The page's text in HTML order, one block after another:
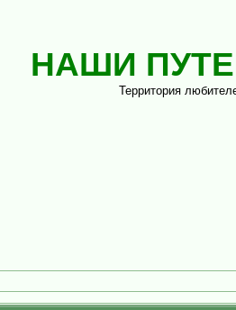
НАШИ
Территория